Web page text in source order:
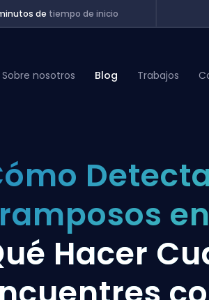
de tiempo de inicio
Sobre nosotros Blog Trabajos
Hacer